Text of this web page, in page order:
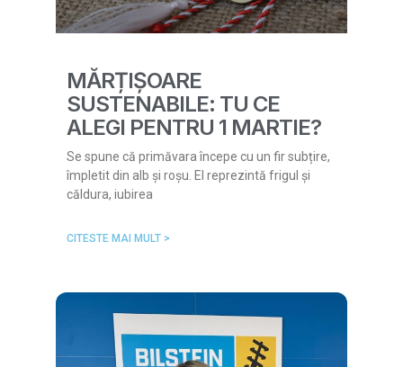
MĂRȚIȘOARE
SUSTENABILE: TU CE
ALEGI PENTRU 1 MARTIE?
Se spune că primăvara începe cu un fir subțire,
împletit din alb și roșu. El reprezintă frigul și
căldura, iubirea
CITESTE MAI MULT >